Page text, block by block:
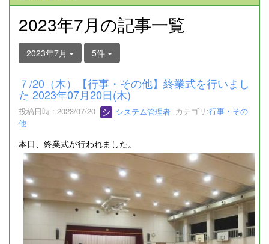
2023年7月の記事一覧
2023年7月 5件
７/20（木）【行事・その他】終業式を行いまし
た 2023年07月20日(木)
投稿日時 : 2023/07/20 システム管理者 カテゴリ:行事・その
他
本日、終業式が行われました。